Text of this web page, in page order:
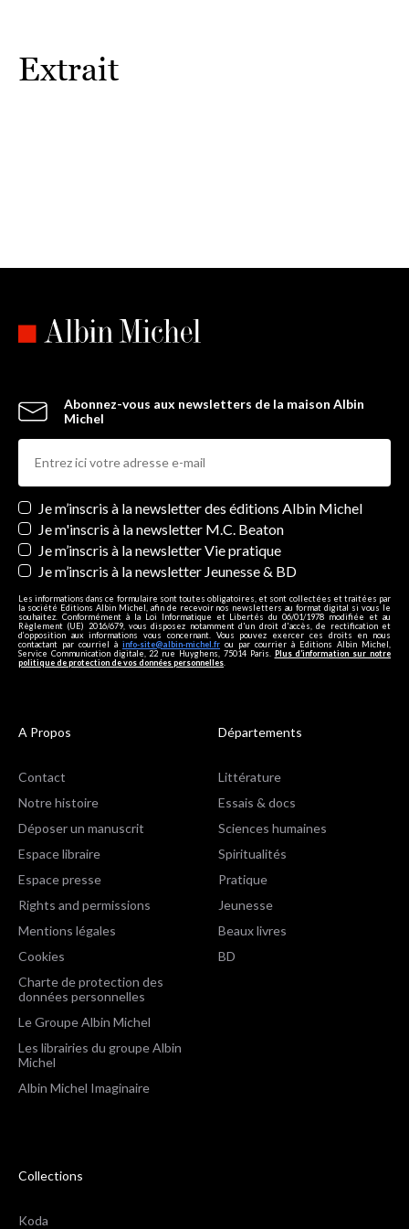
Extrait
Abonnez-vous aux newsletters de la maison Albin
Michel
Newsletters
Je m’inscris à la newsletter des éditions Albin Michel
Je m'inscris à la newsletter M.C. Beaton
Je m’inscris à la newsletter Vie pratique
Je m’inscris à la newsletter Jeunesse & BD
Les informations dans ce formulaire sont toutes obligatoires, et sont collectées et traitées par
la société Editions Albin Michel, afin de recevoir nos newsletters au format digital si vous le
souhaitez. Conformément à la Loi Informatique et Libertés du 06/01/1978 modifiée et au
Règlement (UE) 2016/679, vous disposez notamment d'un droit d'accès, de rectification et
d’opposition aux informations vous concernant. Vous pouvez exercer ces droits en nous
contactant par courriel à info-site@albin-michel.fr ou par courrier à Editions Albin Michel,
Service Communication digitale, 22 rue Huyghens, 75014 Paris. Plus d’information sur notre
politique de protection de vos données personnelles
A Propos
Contact
Notre histoire
Déposer un manuscrit
Espace libraire
Espace presse
Rights and permissions
Mentions légales
Cookies
Charte de protection des
données personnelles
Le Groupe Albin Michel
Les librairies du groupe Albin
Michel
Albin Michel Imaginaire
Départements
Littérature
Essais & docs
Sciences humaines
Spiritualités
Pratique
Jeunesse
Beaux livres
BD
Collections
Koda